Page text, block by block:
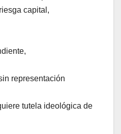
capital,
representación
tutela ideológica de